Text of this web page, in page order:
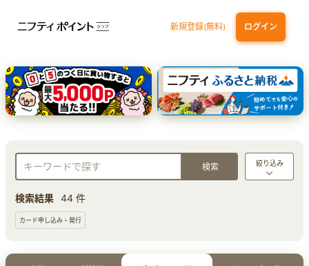
新規登録(無料) ログイン
三井住友カード（NL）オーロラデザイン
【三井住友銀行口座お持ちの方専用】Olive口座切替 P-one Wiz
ライフカードビジネスライトプラス dカード
絞り込み
検索結果 44 件
カード申し込み・発行